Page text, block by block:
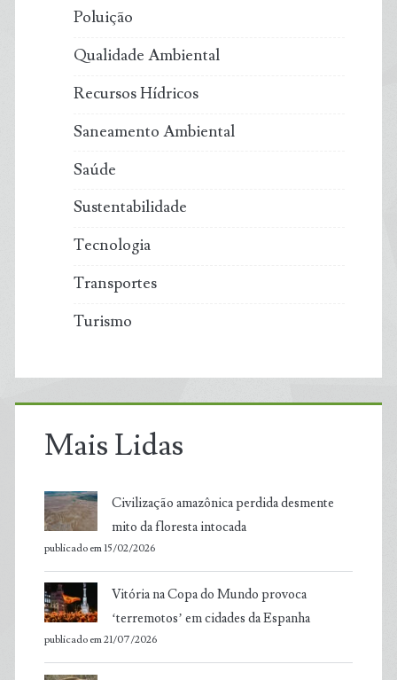
Poluição
Qualidade Ambiental
Recursos Hídricos
Saneamento Ambiental
Saúde
Sustentabilidade
Tecnologia
Transportes
Turismo
Mais Lidas
Civilização amazônica perdida desmente
mito da floresta intocada
publicado em 15/02/2026
Vitória na Copa do Mundo provoca
‘terremotos’ em cidades da Espanha
publicado em 21/07/2026